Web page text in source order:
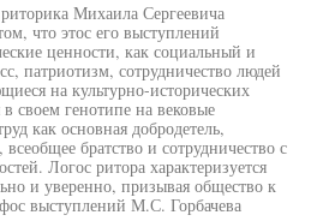
Михаила Сергеевича
что этос его выступлений
ценности, как социальный и
патриотизм, сотрудничество людей
на культурно-исторических
своем генотипе на вековые
как основная добродетель,
братство и сотрудничество с
Логос ритора характеризуется
и уверенно, призывая общество к
выступлений М.С. Горбачева